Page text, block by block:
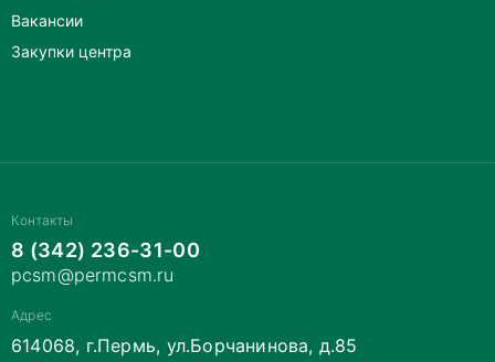
Вакансии
Закупки центра
Контакты
8 (342) 236-31-00
pcsm@permcsm.ru
Адрес
614068, г.Пермь, ул.Борчанинова, д.85